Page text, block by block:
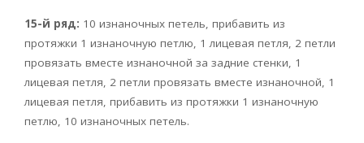
15-й ряд: 10 изнаночных петель, прибавить из
протяжки 1 изнаночную петлю, 1 лицевая петля, 2 петли
провязать вместе изнаночной за задние стенки, 1
лицевая петля, 2 петли провязать вместе изнаночной, 1
лицевая петля, прибавить из протяжки 1 изнаночную
петлю, 10 изнаночных петель.